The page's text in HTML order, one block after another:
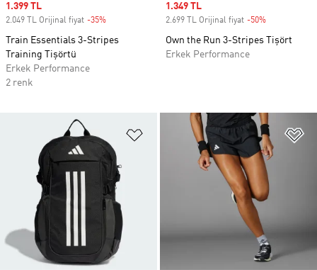
Sale price
1.399 TL
2.049 TL Orijinal fiyat -35%
Train Essentials 3-Stripes
Training Tişörtü
Erkek Performance
2 renk
Sale price
1.349 TL
2.699 TL Orijinal fiyat -50%
Own the Run 3-Stripes Tişört
Erkek Performance
Favori Listesine Ekle